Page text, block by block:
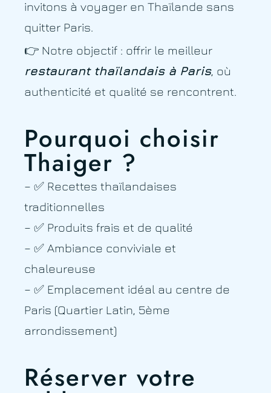
invitons à voyager en Thaïlande sans
quitter Paris.
👉 Notre objectif : offrir le meilleur
restaurant thaïlandais à Paris, où
authenticité et qualité se rencontrent.
Pourquoi choisir
Thaiger ?
– ✅ Recettes thaïlandaises
traditionnelles
– ✅ Produits frais et de qualité
– ✅ Ambiance conviviale et
chaleureuse
– ✅ Emplacement idéal au centre de
Paris (Quartier Latin, 5ème
arrondissement)
Réserver votre